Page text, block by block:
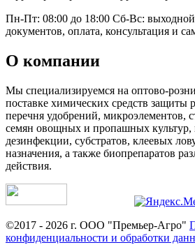
Пн-Пт: 08:00 до 18:00 Сб-Вс:
документов, оплата, консультация и
О компании
Мы специализируемся на оптово-
поставке химических средств защиты
перечня удобрений, микроэлементов,
семян овощных и пропашных культур,
дезинфекции, субстратов, клеевых
назначения, а также биопрепаратов
действия.
©2017 - 2026 г. ООО "Премьер-Агро"
конфиденциальности и обработки